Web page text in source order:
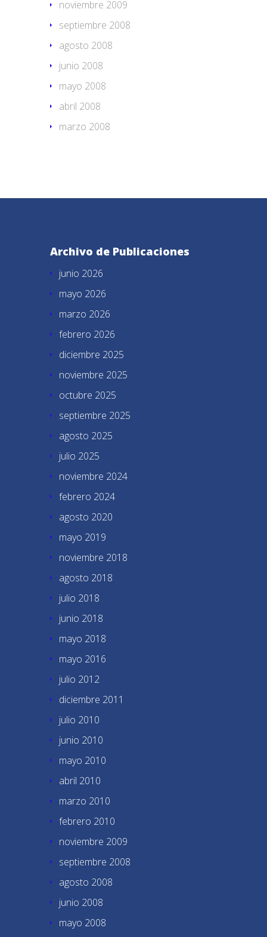
noviembre 2009
septiembre 2008
agosto 2008
junio 2008
mayo 2008
abril 2008
marzo 2008
Archivo de Publicaciones
junio 2026
mayo 2026
marzo 2026
febrero 2026
diciembre 2025
noviembre 2025
octubre 2025
septiembre 2025
agosto 2025
julio 2025
noviembre 2024
febrero 2024
agosto 2020
mayo 2019
noviembre 2018
agosto 2018
julio 2018
junio 2018
mayo 2018
mayo 2016
julio 2012
diciembre 2011
julio 2010
junio 2010
mayo 2010
abril 2010
marzo 2010
febrero 2010
noviembre 2009
septiembre 2008
agosto 2008
junio 2008
mayo 2008